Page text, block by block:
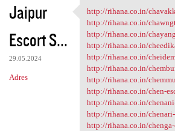
Jaipur
Escort S...
29.05.2024
Adres
http://rihana.co.in/
http://rihana.co.in/
http://rihana.co.in/
http://rihana.co.in/
http://rihana.co.in/
http://rihana.co.in/
http://rihana.co.in/
http://rihana.co.in/
http://rihana.co.in/chen-
http://rihana.co.in/
http://rihana.co.in/
http://rihana.co.in/chenga-